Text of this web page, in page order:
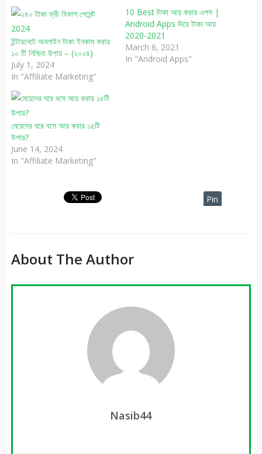
ইন্টারনেটে অনলাইন টাকা ইনকাম করার
১০ টি নিশ্চিত উপায় – (২০২৪)
July 1, 2024
In "Affiliate Marketing"
10 Best টাকা আয় করার এপস |
Android Apps দিয়ে টাকা আয়
2020-2021
March 6, 2021
In "Android Apps"
মেয়েদের ঘরে বসে আয় করার ১৫টি
উপায়?
June 14, 2024
In "Affiliate Marketing"
Pin
About The Author
Nasib44